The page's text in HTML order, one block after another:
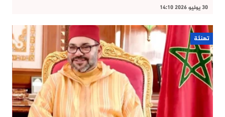
30 يوليو 2026 14:10
تهنئة